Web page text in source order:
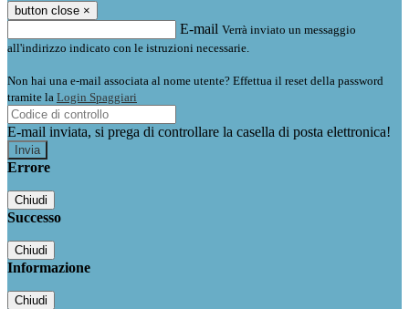
button close ×
E-mail Verrà inviato un messaggio
all'indirizzo indicato con le istruzioni necessarie.
Non hai una e-mail associata al nome utente? Effettua il reset della password
tramite la Login Spaggiari
E-mail inviata, si prega di controllare la casella di posta elettronica!
Errore
Chiudi
Successo
Chiudi
Informazione
Chiudi